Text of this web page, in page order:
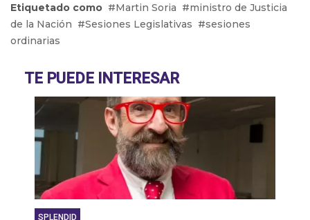
Lic. Eduardo Lavorato: "Que los padres consuman
con sus hijos les genera una dependencia"
Etiquetado como Martin Soria
ministro de Justicia
de la Nación
Sesiones Legislativas
sesiones
ordinarias
TE PUEDE INTERESAR
SPLENDID